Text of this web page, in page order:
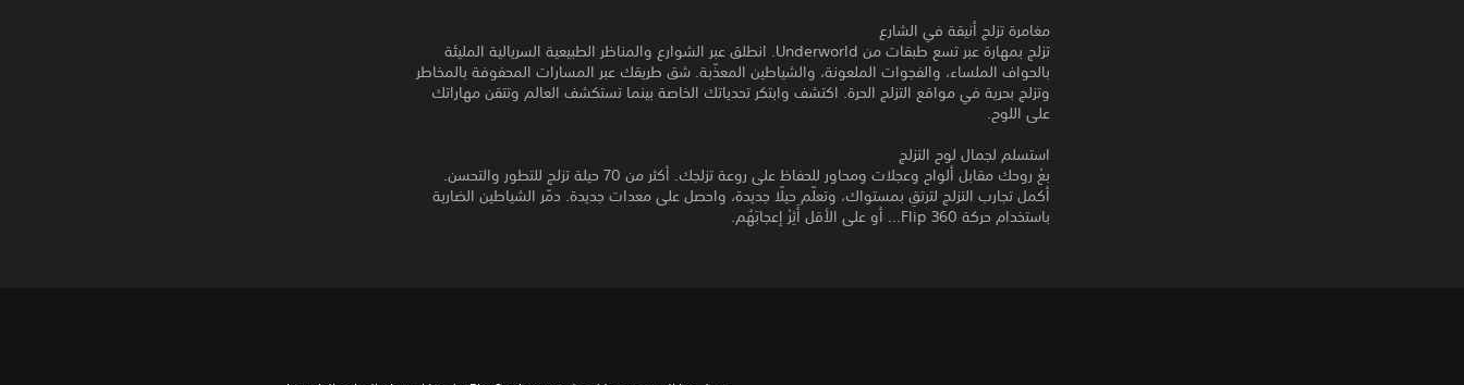
مغامرة تزلج أنيقة في الشارع
تزلج بمهارة عبر تسع طبقات من Underworld. انطلق عبر الشوارع والمناظر الطبيعية السريالية المليئة
بالحواف الملساء، والفجوات الملعونة، والشياطين المعذّبة. شق طريقك عبر المسارات المحفوفة بالمخاطر
وتزلج بحرية في مواقع التزلج الحرة. اكتشف وابتكر تحدياتك الخاصة بينما تستكشف العالم وتتقن مهاراتك
على اللوح.
استسلم لجمال لوح التزلج
بعْ روحك مقابل ألواح وعجلات ومحاور للحفاظ على روعة تزلجك. أكثر من 70 حيلة تزلج للتطور والتحسن.
أكمل تجارب التزلج لترتقِ بمستواك، وتعلّم حيلًا جديدة، واحصل على معدات جديدة. دمّر الشياطين الضارية
باستخدام حركة 360 Flip... أو على الأقل أَثِرْ إعجابَهُم.